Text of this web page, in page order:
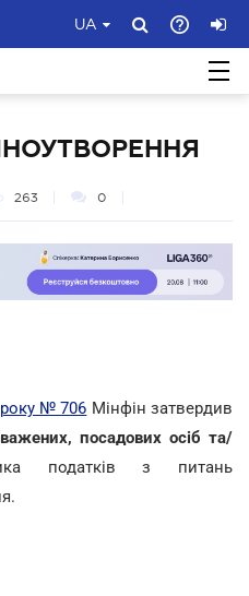
UA
263 0
№ 706 Мінфін затвердив
посадових осіб та/
податків з питань